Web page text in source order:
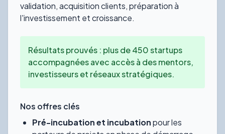
validation, acquisition clients, préparation à
l'investissement et croissance.
Résultats prouvés : plus de 450 startups
accompagnées avec accès à des mentors,
investisseurs et réseaux stratégiques.
Nos offres clés
Pré-incubation et incubationpour les